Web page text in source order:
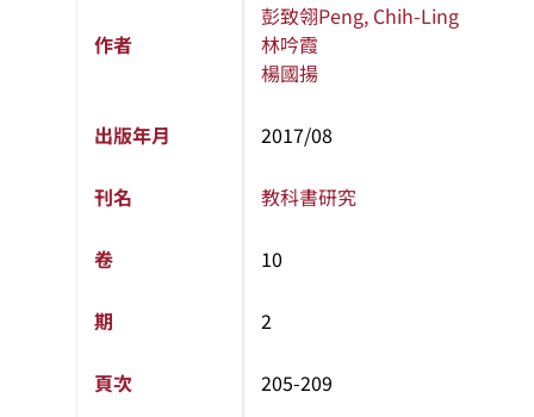
作者
彭致翎Peng, Chih-Ling
林吟霞
楊國揚
出版年月 2017/08
刊名 教科書研究
卷 10
期 2
頁次 205-209